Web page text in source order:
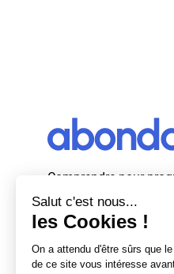
Comprendre pour
Abondance, le premier
autour du SEO et des
en France.